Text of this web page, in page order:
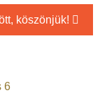
köszönjük!
6